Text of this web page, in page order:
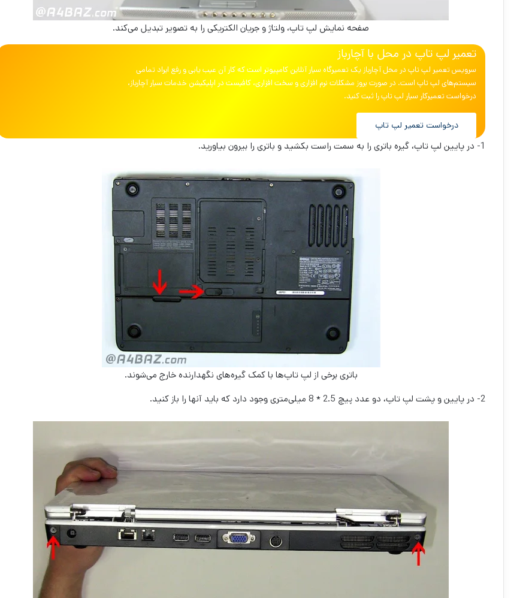
صفحه نمایش لپ تاپ، ولتاژ و جریان الکتریکی را به تصویر تبدیل می‌کند.
تعمیر لپ تاپ در محل با آچارباز
سرویس تعمیر لپ تاپ در محل آچارباز یک تعمیرگاه سیار آنلاین کامپیوتر است که کار آن عیب یابی و رفع ایراد تمامی
سیستم‌های لپ تاپ است. در صورت بروز مشکلات نرم افزاری و سخت افزاری، کافیست در اپلیکیشن خدمات سیار آچارباز،
درخواست تعمیرکار سیار لپ تاپ را ثبت کنید.
درخواست تعمیر لپ تاپ
1- در پایین لپ تاپ، گیره باتری را به سمت راست بکشید و باتری را بیرون بیاورید.
باتری برخی از لپ تاپ‌ها با کمک گیره‌های نگهدارنده خارج می‌شوند.
2- در پایین و پشت لپ تاپ، دو عدد پیچ 2.5 * 8 میلی‌متری وجود دارد که باید آنها را باز کنید.